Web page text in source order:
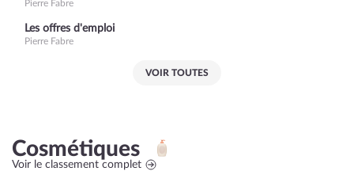
Pierre Fabre
Les offres d'emploi
Pierre Fabre
VOIR TOUTES
Cosmétiques
Voir le classement complet